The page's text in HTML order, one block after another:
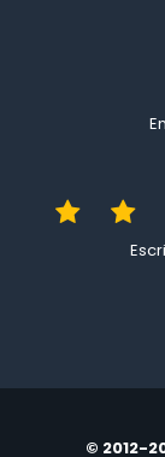
© 2012-